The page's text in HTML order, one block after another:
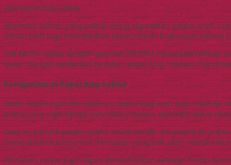
Jual Paper Bag Coklat
Alternatif bahan yang paling sering digunakan adalah kraft
bahan kraft juga memberikan kesan ramah lingkungan karena
Tas kertas coklat dengan gramasi 125 GSM merupakan
besar. Dengan ketebalan tersebut, paper bag mampu
Kenapa Harus Paper Bag Coklat
Selain segi fungsi kemasannya, paper bag kraft juga
brand yang ingin tampil minimalis, modern, dan lebih dekat
Saat ini, banyak pelaku usaha mulai beralih dari plastik ke
brand di mata konsumen. Kemasan yang baik akan
Kemasan kertas juga dapat dimanfaatkan sebagai media